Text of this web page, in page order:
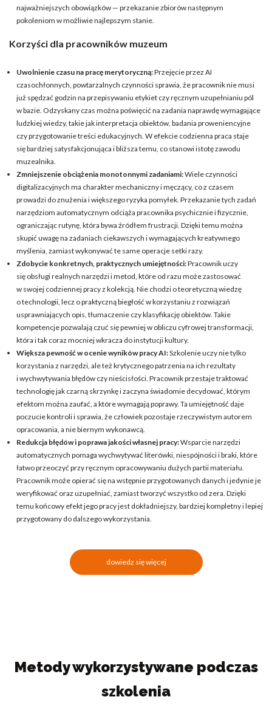
najważniejszych obowiązków — przekazanie zbiorów następnym
pokoleniom w możliwie najlepszym stanie.
Korzyści dla pracowników muzeum
Uwolnienie czasu na pracę merytoryczną:Przejęcie przez AI
czasochłonnych, powtarzalnych czynności sprawia, że pracownik nie musi
już spędzać godzin na przepisywaniu etykiet czy ręcznym uzupełnianiu pól
w bazie. Odzyskany czas można poświęcić na zadania naprawdę wymagające
ludzkiej wiedzy, takie jak interpretacja obiektów, badania proweniencyjne
czy przygotowanie treści edukacyjnych. W efekcie codzienna praca staje
się bardziej satysfakcjonująca i bliższa temu, co stanowi istotę zawodu
muzealnika.
Zmniejszenie obciążenia monotonnymi zadaniami:Wiele czynności
digitalizacyjnych ma charakter mechaniczny i męczący, co z czasem
prowadzi do znużenia i większego ryzyka pomyłek. Przekazanie tych zadań
narzędziom automatycznym odciąża pracownika psychicznie i fizycznie,
ograniczając rutynę, która bywa źródłem frustracji. Dzięki temu można
skupić uwagę na zadaniach ciekawszych i wymagających kreatywnego
myślenia, zamiast wykonywać te same operacje setki razy.
Zdobycie konkretnych, praktycznych umiejętności:Pracownik uczy
się obsługi realnych narzędzi i metod, które od razu może zastosować
w swojej codziennej pracy z kolekcją. Nie chodzi o teoretyczną wiedzę
o technologii, lecz o praktyczną biegłość w korzystaniu z rozwiązań
usprawniających opis, tłumaczenie czy klasyfikację obiektów. Takie
kompetencje pozwalają czuć się pewniej w obliczu cyfrowej transformacji,
która i tak coraz mocniej wkracza do instytucji kultury.
Większa pewność w ocenie wyników pracy AI:Szkolenie uczy nie tylko
korzystania z narzędzi, ale też krytycznego patrzenia na ich rezultaty
i wychwytywania błędów czy nieścisłości. Pracownik przestaje traktować
technologię jak czarną skrzynkę i zaczyna świadomie decydować, którym
efektom można zaufać, a które wymagają poprawy. Ta umiejętność daje
poczucie kontroli i sprawia, że człowiek pozostaje rzeczywistym autorem
opracowania, a nie biernym wykonawcą.
Redukcja błędów i poprawa jakości własnej pracy:Wsparcie narzędzi
automatycznych pomaga wychwytywać literówki, niespójności i braki, które
łatwo przeoczyć przy ręcznym opracowywaniu dużych partii materiału.
Pracownik może opierać się na wstępnie przygotowanych danych i jedynie je
weryfikować oraz uzupełniać, zamiast tworzyć wszystko od zera. Dzięki
temu końcowy efekt jego pracy jest dokładniejszy, bardziej kompletny i lepiej
przygotowany do dalszego wykorzystania.
dowiedz się więcej
Metody wykorzystywane podczas
szkolenia